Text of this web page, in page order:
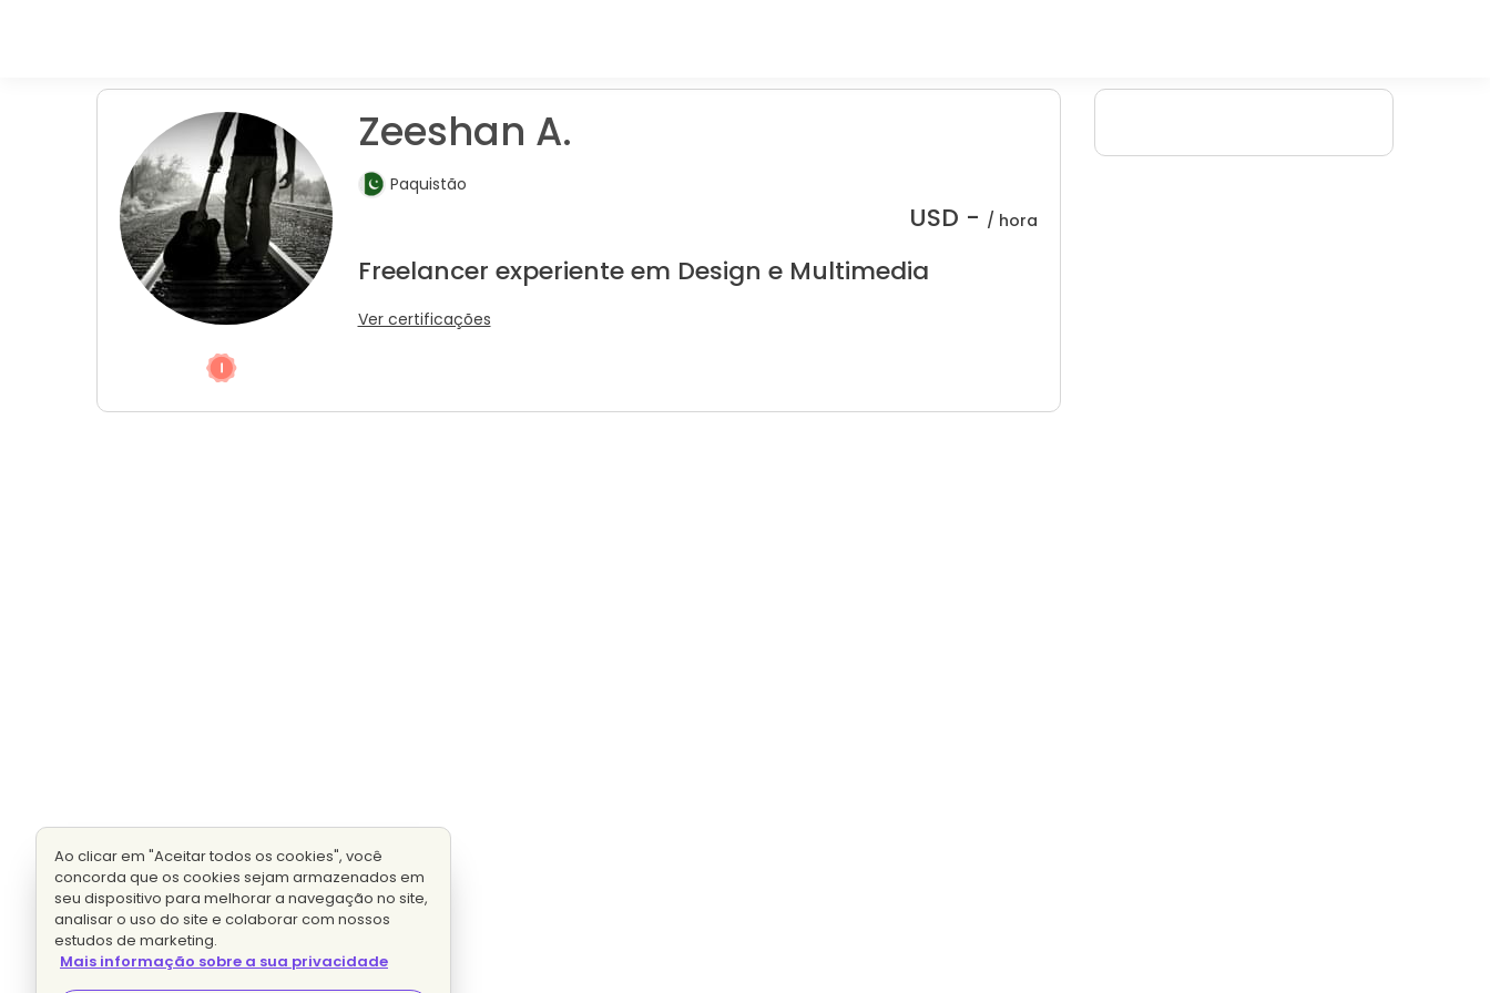
Zeeshan A.
Paquistão
USD - / hora
Freelancer experiente em Design e Multimedia
Ver certificações
Ao clicar em "Aceitar todos os cookies", você
concorda que os cookies sejam armazenados em
seu dispositivo para melhorar a navegação no site,
analisar o uso do site e colaborar com nossos
estudos de marketing.
Mais informação sobre a sua privacidade